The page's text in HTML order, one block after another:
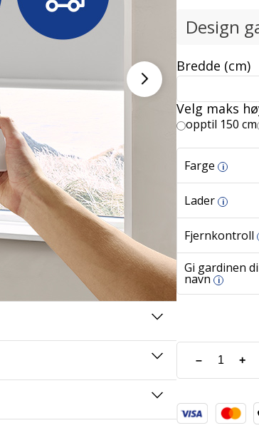
Design
Bredde (cm)
Velg maks
opptil 150 cm
Farge i
Lader i
Fjernkontroll
Gi gardinen
navn i
– +